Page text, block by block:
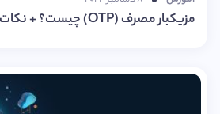
مزیکبار مصرف (OTP) چیست؟ + نکات مهم